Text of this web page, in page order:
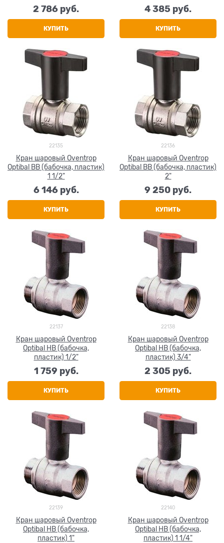
2 786 руб.
КУПИТЬ
4 385 руб.
КУПИТЬ
22135
Кран шаровый Oventrop
Optibal ВВ (бабочка, пластик)
1 1/2"
6 146 руб.
КУПИТЬ
22136
Кран шаровый Oventrop
Optibal ВВ (бабочка, пластик)
2"
9 250 руб.
КУПИТЬ
22137
Кран шаровый Oventrop
Optibal НВ (бабочка,
пластик) 1/2"
1 759 руб.
КУПИТЬ
22138
Кран шаровый Oventrop
Optibal НВ (бабочка,
пластик) 3/4"
2 305 руб.
КУПИТЬ
22139
Кран шаровый Oventrop
Optibal НВ (бабочка,
пластик) 1"
22140
Кран шаровый Oventrop
Optibal НВ (бабочка,
пластик) 1 1/4"